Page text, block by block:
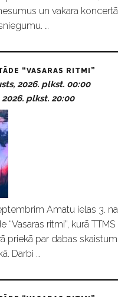
un vakara
…
“VASARAS RITMI”
2026. plkst. 00:00
plkst. 20:00
Amatu ielas 3.
ritmi”, kurā TTMS
priekā par dabas
Darbi …